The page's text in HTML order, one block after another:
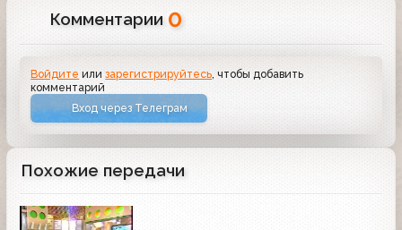
Комментарии 0
Войдите илизарегистрируйтесь, чтобы добавить
комментарий
Вход через Телеграм
Похожие передачи